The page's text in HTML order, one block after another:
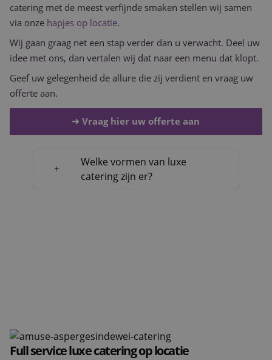
catering met de meest verfijnde smaken stellen wij samen
via onze hapjes op locatie.
Wij gaan graag net een stap verder dan u verwacht. Deel uw
idee met ons, dan vertalen wij dat naar een menu dat klopt.
Geef uw gelegenheid de allure die zij verdient en vraag uw
offerte aan.
➜ Vraag hier uw offerte aan
Welke vormen van luxe
catering zijn er?
Full service luxe catering op locatie